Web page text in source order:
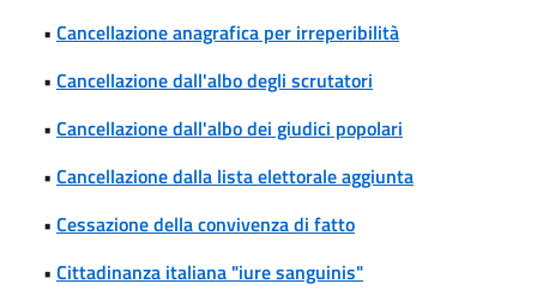
• Cancellazione anagrafica per irreperibilità
• Cancellazione dall'albo degli scrutatori
• Cancellazione dall'albo dei giudici popolari
• Cancellazione dalla lista elettorale aggiunta
• Cessazione della convivenza di fatto
• Cittadinanza italiana "iure sanguinis"